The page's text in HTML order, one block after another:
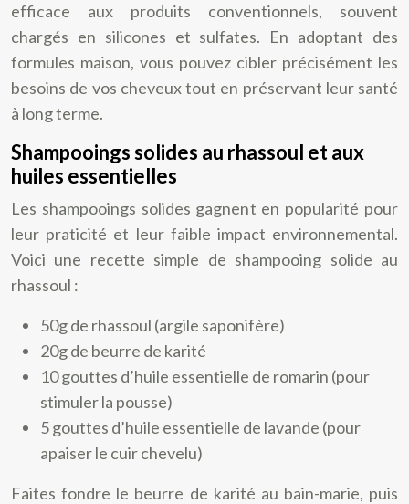
efficace aux produits conventionnels, souvent
chargés en silicones et sulfates. En adoptant des
formules maison, vous pouvez cibler précisément les
besoins de vos cheveux tout en préservant leur santé
à long terme.
Shampooings solides au rhassoul et aux
huiles essentielles
Les shampooings solides gagnent en popularité pour
leur praticité et leur faible impact environnemental.
Voici une recette simple de shampooing solide au
rhassoul :
50g de rhassoul (argile saponifère)
20g de beurre de karité
10 gouttes d’huile essentielle de romarin (pour
stimuler la pousse)
5 gouttes d’huile essentielle de lavande (pour
apaiser le cuir chevelu)
Faites fondre le beurre de karité au bain-marie, puis